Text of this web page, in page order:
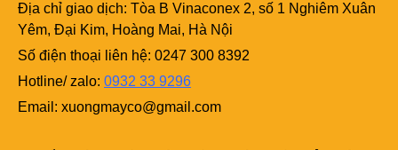
Địa chỉ giao dịch: Tòa B Vinaconex 2, số 1 Nghiêm Xuân
Yêm, Đại Kim, Hoàng Mai, Hà Nội
Số điện thoại liên hệ: 0247 300 8392
Hotline/ zalo: 0932 33 9296
Email: xuongmayco@gmail.com